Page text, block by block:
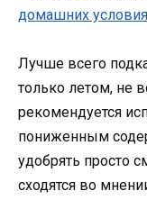
Лучше всего
только летом, не
рекомендуется
пониженным
удобрять просто
сходятся во